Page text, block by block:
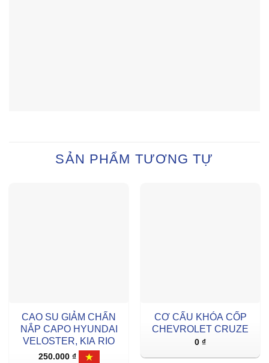
SẢN PHẨM TƯƠNG TỰ
CAO SU GIẢM CHẤN
NẮP CAPO HYUNDAI
VELOSTER, KIA RIO
250.000 ₫
CƠ CẤU KHÓA CỐP
CHEVROLET CRUZE
0 ₫